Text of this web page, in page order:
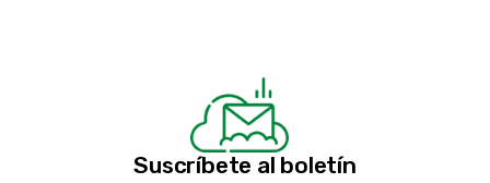
Suscríbete al boletín